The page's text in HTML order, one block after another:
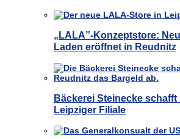
„LALA”-Konzeptstore:
Laden eröffnet in Reudnitz
Bäckerei Steinecke schafft
Leipziger Filiale